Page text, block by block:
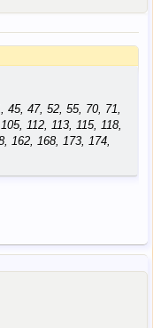
45, 47, 52, 55, 70, 71,
112, 113, 115, 118,
162, 168, 173, 174,